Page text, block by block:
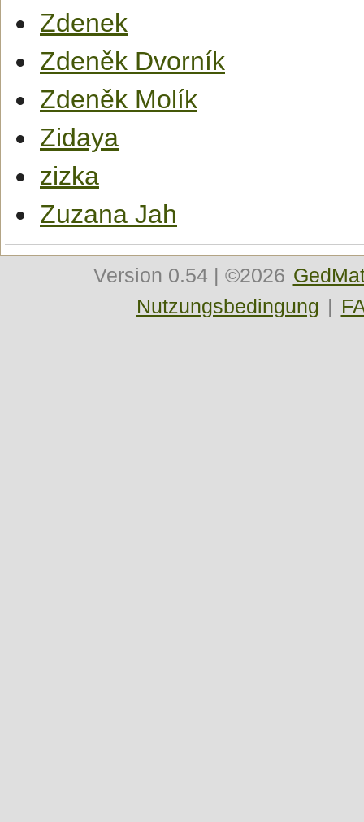
Zdenek
Zdeněk Dvorník
Zdeněk Molík
Zidaya
zizka
Zuzana Jah
Version 0.54 | ©2026
Nutzungsbedingung |